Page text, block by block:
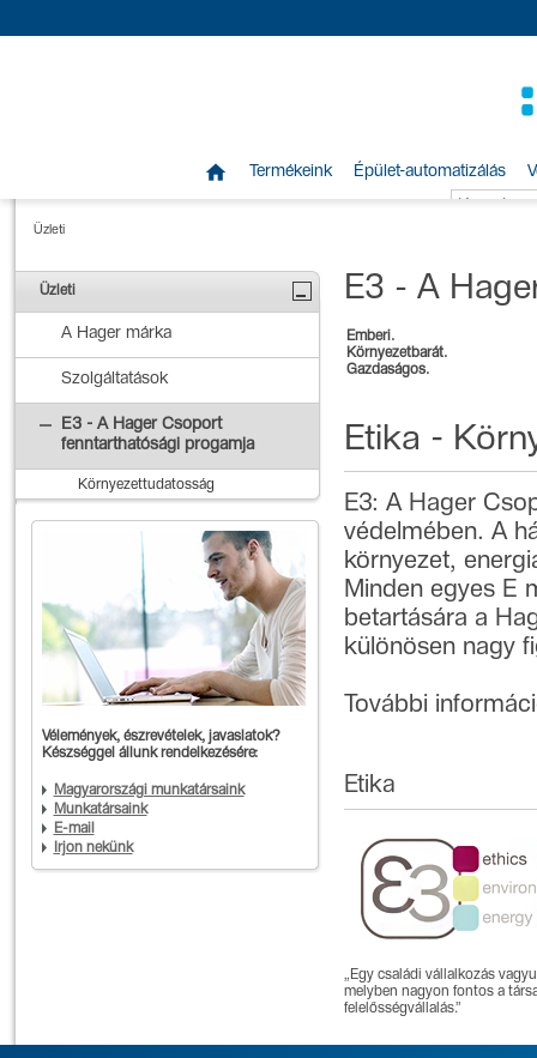
 Termékeink Épület-automatizálás
Üzleti
Üzleti
A Hager márka
Szolgáltatások
E3 - A Hager Csoport
fenntarthatósági progamja
Környezettudatosság
Vélemények, észrevételek, javaslatok?
Készséggel állunk rendelkezésére:
Magyarországi munkatársaink
Munkatársaink
E-mail
Írjon nekünk
E3 - A
Emberi.
Környezetbarát.
Gazdaságos.
Etika -
E3: A Hager
védelmében. A
környezet,
Minden egyes E
betartására a
különösen nagy
További
Etika
„Egy családi vállalkozás
melyben nagyon fontos a
felelősségvállalás.”